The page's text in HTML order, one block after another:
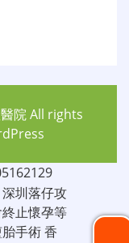
院All rights
深圳落仔攻
止懷孕等
手術香